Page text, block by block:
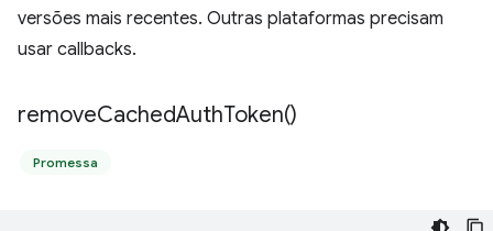
versões mais recentes. Outras plataformas precisam
usar callbacks.
removeCachedAuthToken()
Promessa